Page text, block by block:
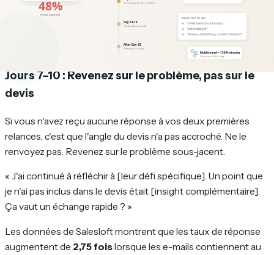
énième e-mail. Comme le dit le praticien Sam Wakefield : «
Passez aux SMS. C'est un niveau de familiarité que les gens
Jours 7–10 : Revenez sur le problème, pas sur le
devis
Si vous n'avez reçu aucune réponse à vos deux premières
relances, c'est que l'angle du devis n'a pas accroché. Ne le
renvoyez pas. Revenez sur le problème sous-jacent.
« J'ai continué à réfléchir à [leur défi spécifique]. Un point que
je n'ai pas inclus dans le devis était [insight complémentaire].
Ça vaut un échange rapide ? »
Les données de Salesloft montrent que les taux de réponse
augmentent de 2,75 foislorsque les e-mails contiennent au